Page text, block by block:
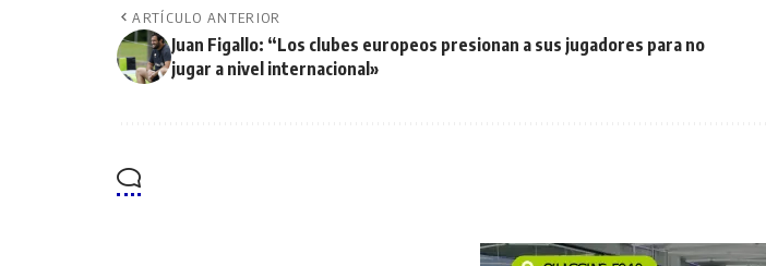
ARTÍCULO ANTERIOR
Juan Figallo: “Los clubes europeos presionan a sus jugadores para no
jugar a nivel internacional»